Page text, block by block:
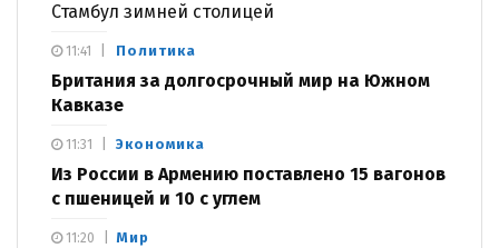
Стамбул зимней столицей
Политика
Британия за долгосрочный мир на Южном
Кавказе
11:41
Экономика
Из России в Армению поставлено 15 вагонов
с пшеницей и 10 с углем
11:31
Мир
11:20